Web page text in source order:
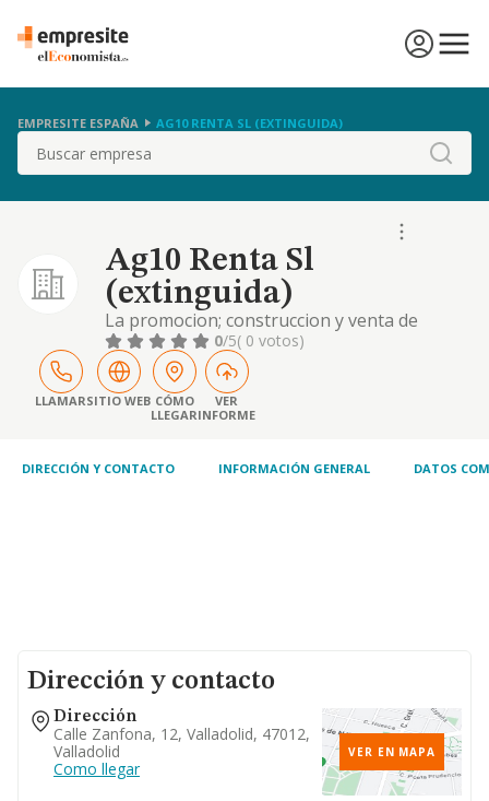
EMPRESITE ESPAÑA AG10 RENTA SL (EXTINGUIDA)
Buscar
Ag10 Renta Sl
(extinguida)
La promocion; construccion y venta de
viviendas, en todas las categorias y
modalidades, locales comerciales y toda clase
de construcciones; la realizacion de
operaciones previas y complementarias
para el logro de tal obj
0/5( 0 votos)
LLAMARSITIO WEB CÓMO
LLEGAR
VER
INFORME
DIRECCIÓN Y CONTACTO INFORMACIÓN GENERAL DATOS
Dirección y contacto
Dirección
Calle Zanfona, 12, Valladolid, 47012,
Valladolid
Como llegar
VER EN MAPA